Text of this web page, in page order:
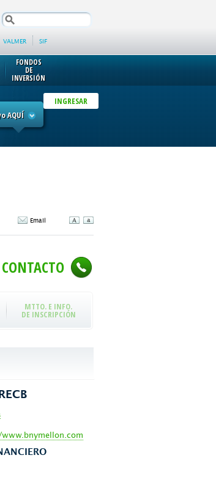
search
VALMER SIF
FONDOS
DE
INVERSIÓN
INGRESAR
AQUÍ
Email
CONTACTO
MTTO. E INFO.
DE INSCRIPCIÓN